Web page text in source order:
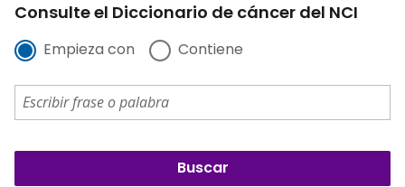
Consulte el Diccionario de cáncer del NCI
Empieza con Contiene